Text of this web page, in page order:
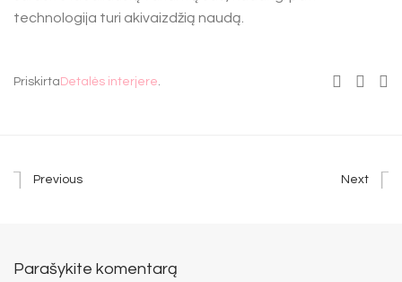
technologija turi akivaizdžią naudą.
Priskirta Detalės interjere.
Previous Next
Parašykite komentarą